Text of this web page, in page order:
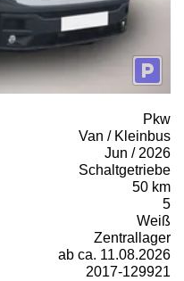
Pkw
Van / Kleinbus
Jun / 2026
Schaltgetriebe
50 km
5
Weiß
Zentrallager
ab ca. 11.08.2026
2017-129921